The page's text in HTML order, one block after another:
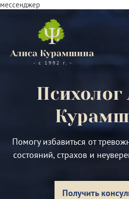
мессенджер
Психолог
Помогу избавиться от
состояний, страхов и
Получить